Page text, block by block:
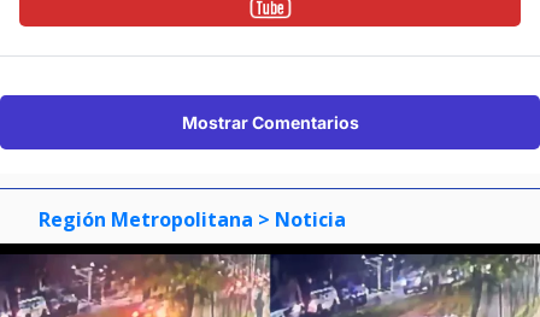
Mostrar Comentarios
Región Metropolitana > Noticia